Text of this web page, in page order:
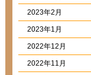
2023年2月
2023年1月
2022年12月
2022年11月